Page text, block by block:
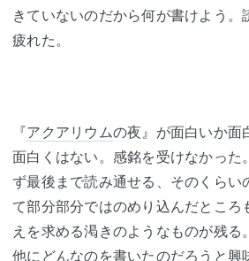
きていないのだから何が書けよう。
疲れた。
『アクアリウムの夜』が面白いか面
面白くはない。感銘を受けなかった
ず最後まで読み通せる、そのくらい
て部分部分ではのめり込んだところ
えを求める渇きのようなものが残る
他にどんなのを書いたのだろうと興